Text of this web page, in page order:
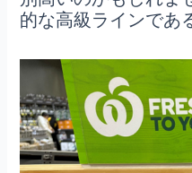
的な高級ラインであ